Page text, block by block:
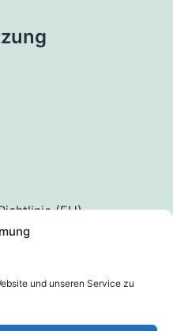
und unseren Service zu
(EU)